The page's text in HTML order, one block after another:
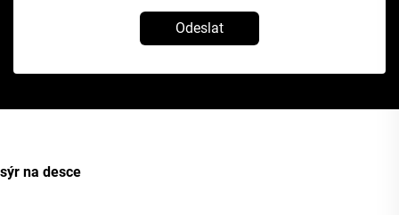
Odeslat
sýr na desce